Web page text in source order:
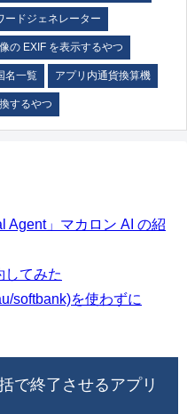
ードジェネレーター
の EXIF を表示するやつ
名一覧 アプリ内通貨換算機
するやつ
Agent」マカロン AI の紹
してみた
softbank)を使わずに
で終了させるアプリ